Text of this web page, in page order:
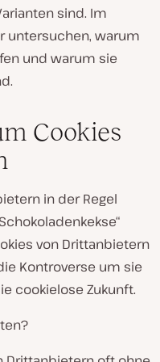
sind. Im
untersuchen, warum
und warum sie
Cookies
in der Regel
von Drittanbietern
Kontroverse um sie
cookielose Zukunft.